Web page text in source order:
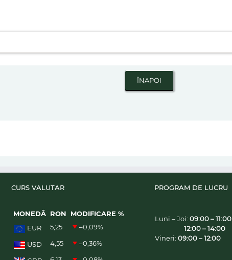
CURS VALUTAR
MONEDĂ RON
MODIFICARE %
EUR
5,25 –0,09%
USD 4,55 –0,36%
PROGRAM DE LUCRU
Luni – Joi: 09:00 – 11:00
12:00 – 14:00
Vineri: 09:00 – 12:00